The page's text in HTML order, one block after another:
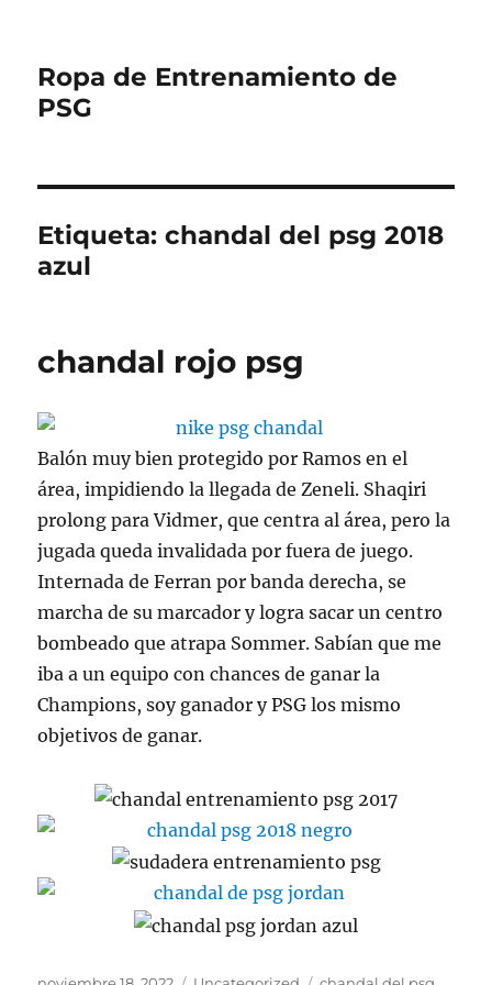
Ropa de Entrenamiento de
PSG
Etiqueta:chandal del psg 2018
azul
chandal rojo psg
Balón muy bien protegido por Ramos en el
área, impidiendo la llegada de Zeneli. Shaqiri
prolong para Vidmer, que centra al área, pero la
jugada queda invalidada por fuera de juego.
Internada de Ferran por banda derecha, se
marcha de su marcador y logra sacar un centro
bombeado que atrapa Sommer. Sabían que me
iba a un equipo con chances de ganar la
Champions, soy ganador y PSG los mismo
objetivos de ganar.
Publicado Categorías Etiquetas